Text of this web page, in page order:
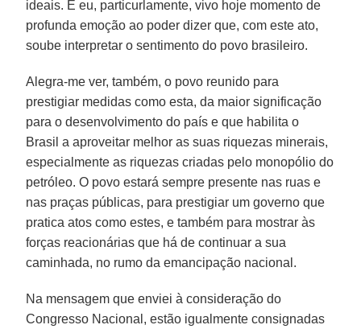
ideais. E eu, particurlamente, vivo hoje momento de
profunda emoção ao poder dizer que, com este ato,
soube interpretar o sentimento do povo brasileiro.
Alegra-me ver, também, o povo reunido para
prestigiar medidas como esta, da maior significação
para o desenvolvimento do país e que habilita o
Brasil a aproveitar melhor as suas riquezas minerais,
especialmente as riquezas criadas pelo monopólio do
petróleo. O povo estará sempre presente nas ruas e
nas praças públicas, para prestigiar um governo que
pratica atos como estes, e também para mostrar às
forças reacionárias que há de continuar a sua
caminhada, no rumo da emancipação nacional.
Na mensagem que enviei à consideração do
Congresso Nacional, estão igualmente consignadas